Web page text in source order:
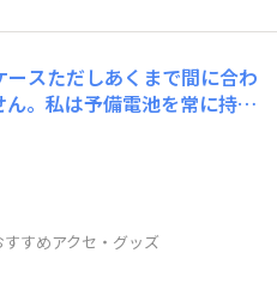
ス​ただしあくまで間に合わ
。私は予備電池を常に持ち
て出る場合には必要だと思
用電池パックKYG06UAA
㎜。（54㎜は、バンク
すすめアクセ・グッズ